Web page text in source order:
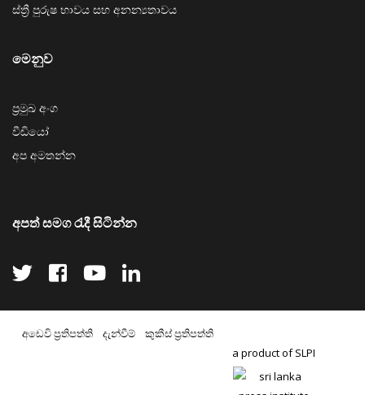
ස්ත්‍රී පුරුෂ භාවය සහ අනන්‍යතාවය
මෙනුව
ප්‍රමුඛ අංග
වීඩියෝ
අප අමතන්න
අපත් සමග රැදී සිටින්න
අඩෙවි ප්‍රතිපත්ති දැන්වීම්
කුකීස් ප්‍රතිපත්ති
a product of SLPI